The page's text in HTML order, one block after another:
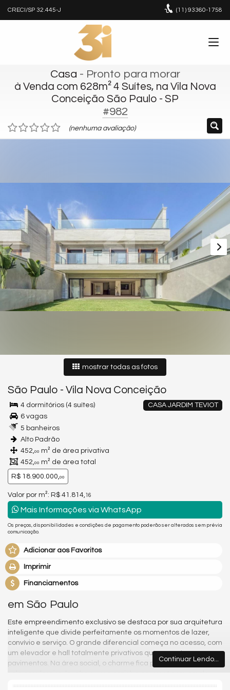
CRECI/SP 32.445-J (11) 93360-1758
Casa - Pronto para morar
à Venda com 628m² 4 Suítes, na Vila Nova
Conceição São Paulo - SP
#982
(nenhuma avaliação)
mostrar todas as fotos
São Paulo - Vila Nova Conceição
CASA JARDIM TEVIOT
4 dormitórios (4 suítes)
6 vagas
5 banheiros
Alto Padrão
452,00 m² de área privativa
452,00 m² de área total
R$ 18.900.000,00
Valor por m²: R$ 41.814, 16
Mais Informações via WhatsApp
Os preços, disponibilidades e condições de pagamento poderão ser alterados sem prévia
comunicação.
Adicionar aos Favoritos
Imprimir
Financiamentos
em São Paulo
Este empreendimento exclusivo se destaca por sua arquitetura
inteligente que divide perfeitamente os momentos de lazer,
convívio e serviço. O grande diferencial começa no acesso, com
um elevador e hall totalmente privativos que conectam os
pavimentos. Na área social, o charme fica por conta de uma
espaço para armários e despensa, totalmente isolada da
Continuar Lendo...